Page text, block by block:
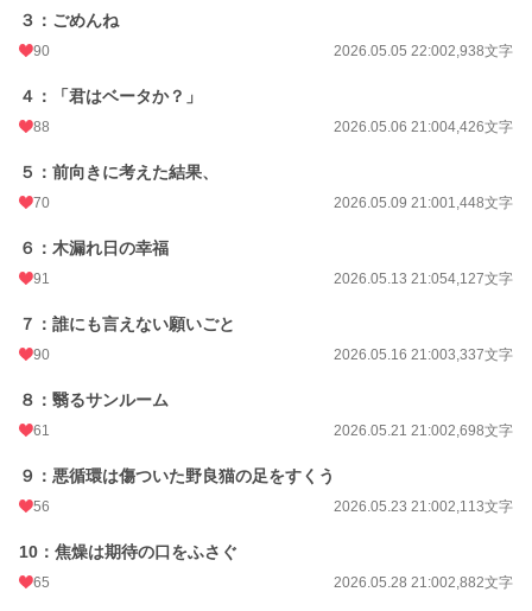
2026.05.03 22:03
月間ポイント
累計ポイント
３：ごめんね
90 2026.05.05 22:002,938文字
４：「君はベータか？」
88 2026.05.06 21:004,426文字
５：前向きに考えた結果、
70 2026.05.09 21:001,448文字
６：木漏れ日の幸福
91 2026.05.13 21:054,127文字
７：誰にも言えない願いごと
90 2026.05.16 21:003,337文字
８：翳るサンルーム
61 2026.05.21 21:002,698文字
９：悪循環は傷ついた野良猫の足をすくう
56 2026.05.23 21:002,113文字
10：焦燥は期待の口をふさぐ
65 2026.05.28 21:002,882文字